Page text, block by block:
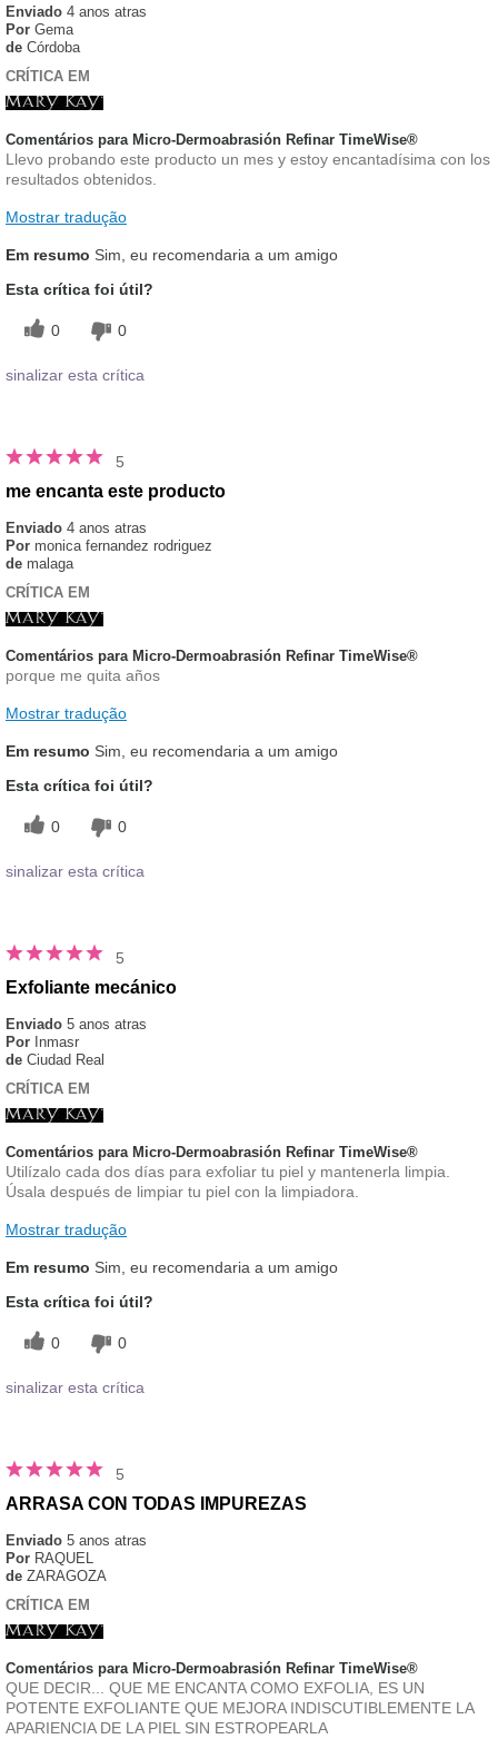
Enviado 4 anos atras
Por Gema
de Córdoba
CRÍTICA EM
Comentários para Micro-Dermoabrasión Refinar TimeWise®
Llevo probando este producto un mes y estoy encantadísima con los
resultados obtenidos.
Mostrar tradução
Em resumo Sim, eu recomendaria a um amigo
Esta crítica foi útil?
0 0
sinalizar esta crítica
5
me encanta este producto
Enviado 4 anos atras
Por monica fernandez rodriguez
de malaga
CRÍTICA EM
Comentários para Micro-Dermoabrasión Refinar TimeWise®
porque me quita años
Mostrar tradução
Em resumo Sim, eu recomendaria a um amigo
Esta crítica foi útil?
0 0
sinalizar esta crítica
5
Exfoliante mecánico
Enviado 5 anos atras
Por Inmasr
de Ciudad Real
CRÍTICA EM
Comentários para Micro-Dermoabrasión Refinar TimeWise®
Utilízalo cada dos días para exfoliar tu piel y mantenerla limpia.
Úsala después de limpiar tu piel con la limpiadora.
Mostrar tradução
Em resumo Sim, eu recomendaria a um amigo
Esta crítica foi útil?
0 0
sinalizar esta crítica
5
ARRASA CON TODAS IMPUREZAS
Enviado 5 anos atras
Por RAQUEL
de ZARAGOZA
CRÍTICA EM
Comentários para Micro-Dermoabrasión Refinar TimeWise®
QUE DECIR... QUE ME ENCANTA COMO EXFOLIA, ES UN
POTENTE EXFOLIANTE QUE MEJORA INDISCUTIBLEMENTE LA
APARIENCIA DE LA PIEL SIN ESTROPEARLA